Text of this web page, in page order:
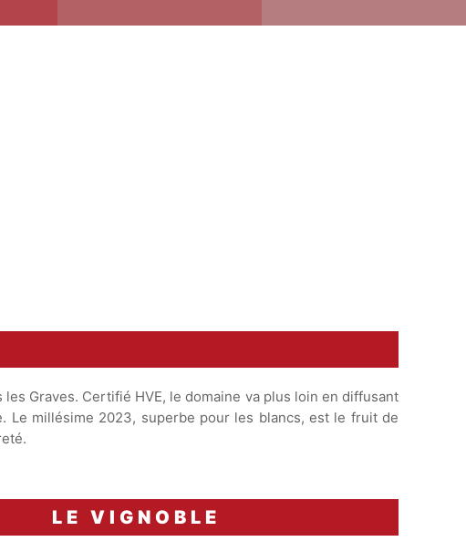
Graves. Certifié HVE, le domaine va plus loin en diffusant
Le millésime 2023, superbe pour les blancs, est le fruit de
LE VIGNOBLE